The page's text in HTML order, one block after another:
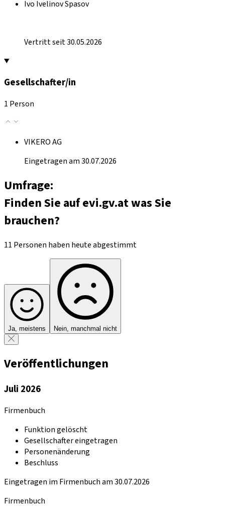
Ivo Ivelinov Spasov
Vertritt seit 30.05.2026
Gesellschafter/in
1 Person
VIKERO AG
Eingetragen am 30.07.2026
Umfrage:
Finden Sie auf evi.gv.at was Sie
brauchen?
11 Personen haben heute abgestimmt
Ja, meistens Nein, manchmal nicht
Veröffentlichungen
Juli 2026
Firmenbuch
Funktion gelöscht
Gesellschafter eingetragen
Personenänderung
Beschluss
Eingetragen im Firmenbuch am 30.07.2026
Firmenbuch